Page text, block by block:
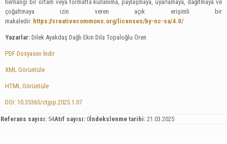
herhangi bir ortam veya formatta kullanıma, paylaşmaya, uyarlamaya, dağıtmaya ve
çoğaltmaya izin veren açık erişimli bir
makaledir. https://creativecommons.org/licenses/by-nc-sa/4.0/
Yazarlar: Dilek Ayakdaş Dağlı Ekin Dila Topaloğlu Ören
PDF Dosyasını İndir
XML Görüntüle
HTML Görüntüle
DOI: 10.35365/ctjpp.2025.1.07
Referans sayısı: 54Atıf sayısı: 0İndekslenme tarihi: 21.03.2025